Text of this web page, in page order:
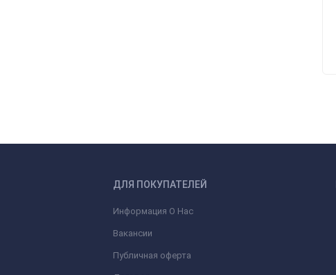
ДЛЯ ПОКУПАТЕЛЕЙ
Информация О Нас
Вакансии
Публичная оферта